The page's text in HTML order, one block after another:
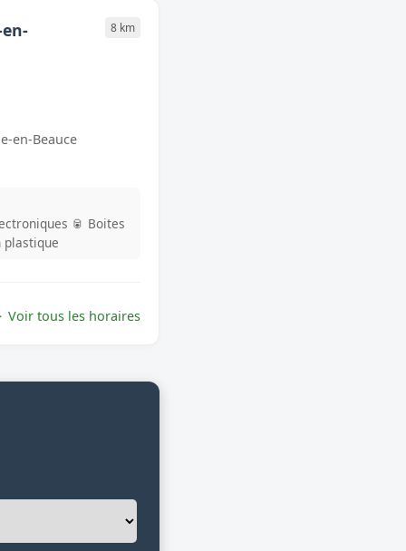
8 km
en-Beauce
🥫 Boites
plastique
Voir tous les horaires